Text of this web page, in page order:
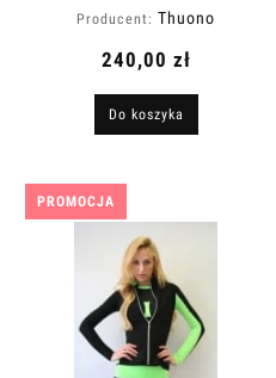
Producent: Thuono
240,00 zł
Do koszyka
PROMOCJA